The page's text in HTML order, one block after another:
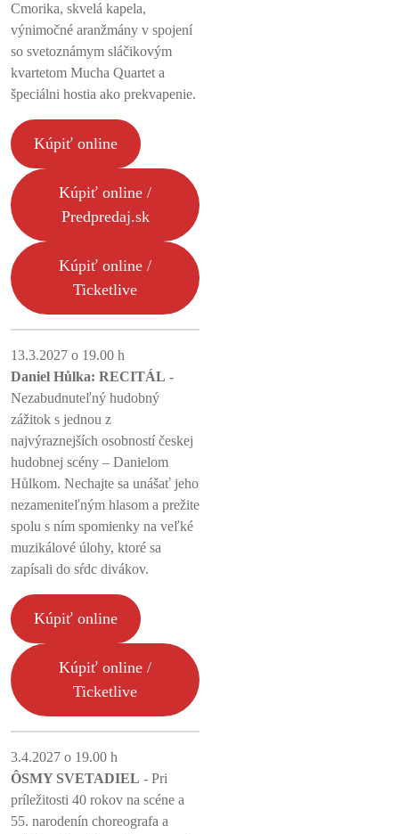
Cmorika, skvelá kapela,
výnimočné aranžmány v spojení
so svetoznámym sláčikovým
kvartetom Mucha Quartet a
špeciálni hostia ako prekvapenie.
Kúpiť online
Kúpiť online /
Predpredaj.sk
Kúpiť online /
Ticketlive
13.3.2027 o 19.00 h
Daniel Hůlka: RECITÁL -
Nezabudnuteľný hudobný
zážitok s jednou z
najvýraznejších osobností českej
hudobnej scény – Danielom
Hůlkom. Nechajte sa unášať jeho
nezameniteľným hlasom a prežite
spolu s ním spomienky na veľké
muzikálové úlohy, ktoré sa
zapísali do sŕdc divákov.
Kúpiť online
Kúpiť online /
Ticketlive
3.4.2027 o 19.00 h
ÔSMY SVETADIEL - Pri
príležitosti 40 rokov na scéne a
55. narodenín choreografa a